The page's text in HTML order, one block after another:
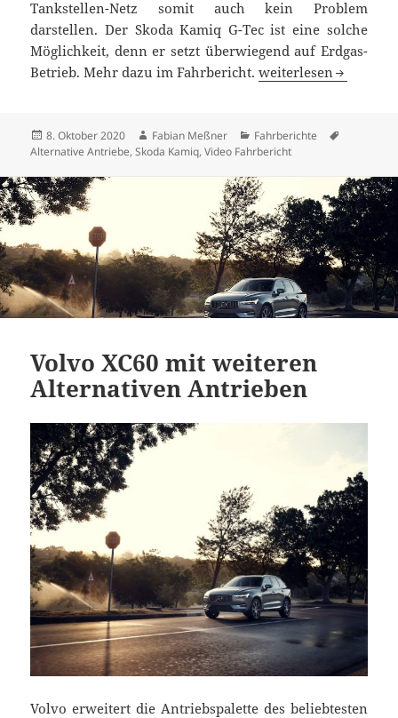
Tankstellen-Netz somit auch kein Problem
darstellen. Der Skoda Kamiq G-Tec ist eine solche
Möglichkeit, denn er setzt überwiegend auf Erdgas-
Betrieb. Mehr dazu im Fahrbericht.Skoda Kamiq G-Tec
weiterlesen
Veröffentlicht
am
8. Oktober 2020 Autor
Fabian Meßner Kategorien
Fahrberichte
Alternative Antriebe,Skoda Kamiq,Video Fahrbericht
Volvo XC60 mit weiteren
Alternativen Antrieben
Volvo erweitert die Antriebspalette des beliebtesten